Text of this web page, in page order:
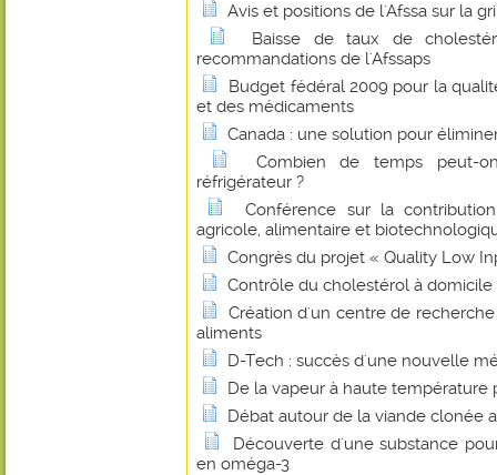
Avis et positions de l'Afssa sur la
Baisse de taux de
recommandations de l'Afssaps
Budget fédéral 2009 pour la
et des médicaments
Canada : une solution pour
Combien de temps peut-
réfrigérateur ?
Conférence sur la
agricole, alimentaire et
Congrès du projet « Quality Low
Contrôle du cholestérol à domicile
Création d'un centre de
aliments
D-Tech : succès d'une nouvelle
De la vapeur à haute température
Débat autour de la viande clonée
Découverte d'une substance
en oméga-3